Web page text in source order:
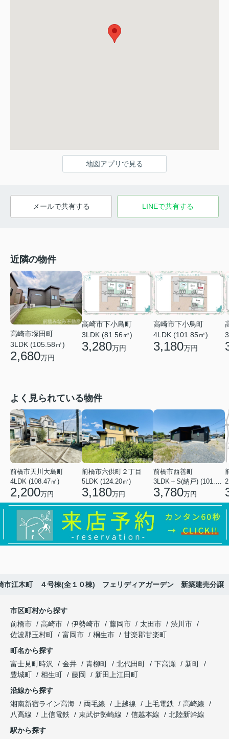
地図アプリで見る
メールで共有する LINEで共有する
近隣の物件
高崎市塚田町
3LDK (105.58㎡)
2,680万円
高崎市下小鳥町
3LDK (81.56㎡)
3,280万円
高崎市下小鳥町
4LDK (101.85㎡)
3,180万円
よく見られている物件
前橋市天川大島町
4LDK (108.47㎡)
2,200万円
前橋市六供町２丁目
5LDK (124.20㎡)
3,180万円
前橋市西善町
3,780万円
市江木町 ４号棟(全１０棟) フェリディアガーデン 新築建売分譲
市区町村から探す
前橋市
高崎市 伊勢崎市 藤岡市 太田市
渋川市
佐波郡玉村町
富岡市 桐生市
甘楽郡甘楽町
町名から探す
富士見町時沢
金井 青柳町 北代田町 下高瀬
新町
豊城町
相生町 藤岡
新田上江田町
沿線から探す
湘南新宿ライン高海
両毛線 上越線 上毛電鉄
高崎線
八高線
上信電鉄 東武伊勢崎線 信越本線
北陸新幹線
駅から探す